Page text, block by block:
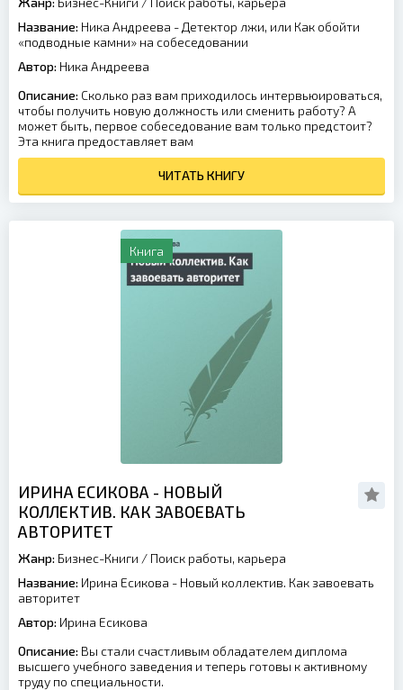
Название: Ника Андреева - Детектор лжи, или Как обойти
«подводные камни» на собеседовании
Автор: Ника Андреева
Описание: Сколько раз вам приходилось интервьюироваться,
чтобы получить новую должность или сменить работу? А
может быть, первое собеседование вам только предстоит?
Эта книга предоставляет вам
ЧИТАТЬ КНИГУ
Книга
ИРИНА ЕСИКОВА - НОВЫЙ
КОЛЛЕКТИВ. КАК ЗАВОЕВАТЬ
АВТОРИТЕТ
Жанр: Бизнес-Книги / Поиск работы, карьера
Название: Ирина Есикова - Новый коллектив. Как завоевать
авторитет
Автор: Ирина Есикова
Описание: Вы стали счастливым обладателем диплома
высшего учебного заведения и теперь готовы к активному
труду по специальности.